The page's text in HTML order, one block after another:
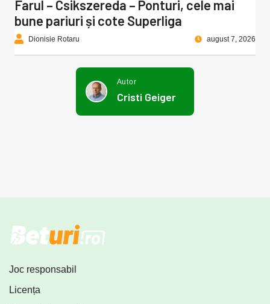
Farul – Csikszereda – Ponturi, cele mai
bune pariuri și cote Superliga
Dionisie Rotaru august 7, 2026
Autor
Cristi Geiger
Joc responsabil
Licența